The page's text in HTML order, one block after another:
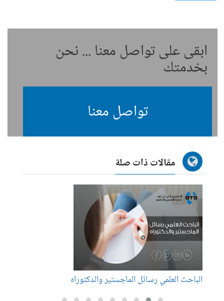
ابقى على تواصل معنا ... نحن
بخدمتك
تواصل معنا
مقالات ذات صلة
الباحث العلمي رسائل الماجستير والدكتوراه